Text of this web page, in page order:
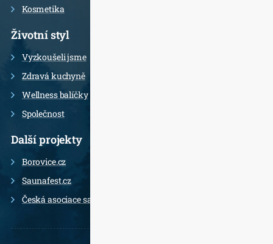
Kosmetika
Životní styl
Vyzkoušeli jsme
Zdravá kuchyně
Wellness balíčky
Společnost
Další projekty
Borovice.cz
Saunafest.cz
Česká asociace saunérů